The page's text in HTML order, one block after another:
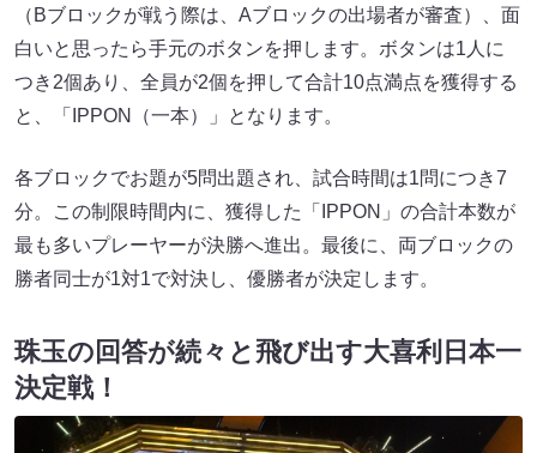
（Bブロックが戦う際は、Aブロックの出場者が審査）、面
白いと思ったら手元のボタンを押します。ボタンは1人に
つき2個あり、全員が2個を押して合計10点満点を獲得する
と、「IPPON（一本）」となります。
各ブロックでお題が5問出題され、試合時間は1問につき7
分。この制限時間内に、獲得した「IPPON」の合計本数が
最も多いプレーヤーが決勝へ進出。最後に、両ブロックの
勝者同士が1対1で対決し、優勝者が決定します。
珠玉の回答が続々と飛び出す大喜利日本一
決定戦！